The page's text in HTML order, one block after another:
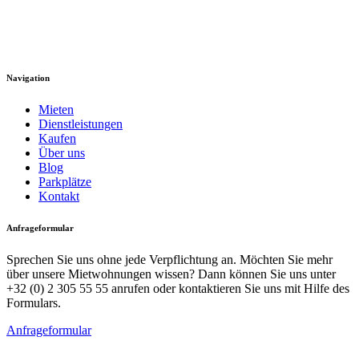
Navigation
Mieten
Dienstleistungen
Kaufen
Über uns
Blog
Parkplätze
Kontakt
Anfrageformular
Sprechen Sie uns ohne jede Verpflichtung an. Möchten Sie mehr
über unsere Mietwohnungen wissen? Dann können Sie uns unter
+32 (0) 2 305 55 55 anrufen oder kontaktieren Sie uns mit Hilfe des
Formulars.
Anfrageformular